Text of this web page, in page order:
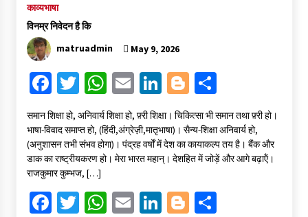
काव्यभाषा
विनम्र निवेदन है कि
matruadmin
May 9, 2026
Fa
ce
b
o
o
k
T
wi
tt
er
W
h
at
sA
p
p
E
m
ai
l
Li
ke
dI
n
Bl
o
gg
er
S
ar
e
समान शिक्षा हो, अनिवार्य शिक्षा हो, फ़्री शिक्षा। चिकित्सा भी समान तथा फ़्री हो।
भाषा-विवाद समाप्त हो, (हिंदी,अंग्रेज़ी,मातृभाषा)। सैन्य-शिक्षा अनिवार्य हो,
(अनुशासन तभी संभव होगा)। पंद्रह वर्षों में देश का कायाकल्प तय है। बैंक और
डाक का राष्ट्रीयकरण हो। मेरा भारत महान्। देशहित में जोड़ें और आगे बढ़ाऍं।
राजकुमार कुम्भज, […]
Fa T W E Li Bl S